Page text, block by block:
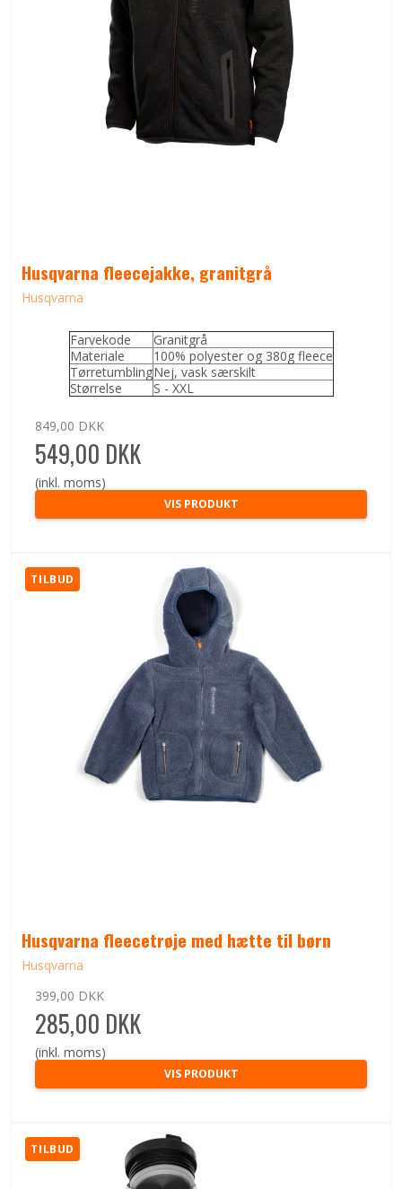
Husqvarna fleecejakke, granitgrå
Husqvarna
Farvekode
Granitgrå
Materiale
100% polyester og 380g fleece
TørretumblingNej, vask særskilt
Størrelse
S - XXL
849,00 DKK
549,00 DKK
(inkl. moms)
VIS PRODUKT
TILBUD
Husqvarna fleecetrøje med hætte til børn
Husqvarna
399,00 DKK
285,00 DKK
(inkl. moms)
VIS PRODUKT
TILBUD